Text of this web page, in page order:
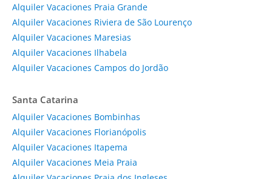
Alquiler Vacaciones Praia Grande
Alquiler Vacaciones Riviera de São Lourenço
Alquiler Vacaciones Maresias
Alquiler Vacaciones Ilhabela
Alquiler Vacaciones Campos do Jordão
Santa Catarina
Alquiler Vacaciones Bombinhas
Alquiler Vacaciones Florianópolis
Alquiler Vacaciones Itapema
Alquiler Vacaciones Meia Praia